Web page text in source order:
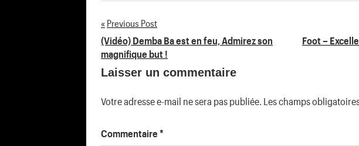
Navigation
de
Previous Post
(Vidéo) Demba Ba est en feu, Admirez son
magnifique but !
Foot –
Laisser un commentaire
Votre adresse e-mail ne sera pas publiée. Les champs
Commentaire *